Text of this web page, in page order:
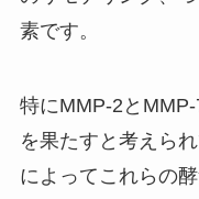
素です。
特にMMP-2と
を果たすと考えら
によってこれらの